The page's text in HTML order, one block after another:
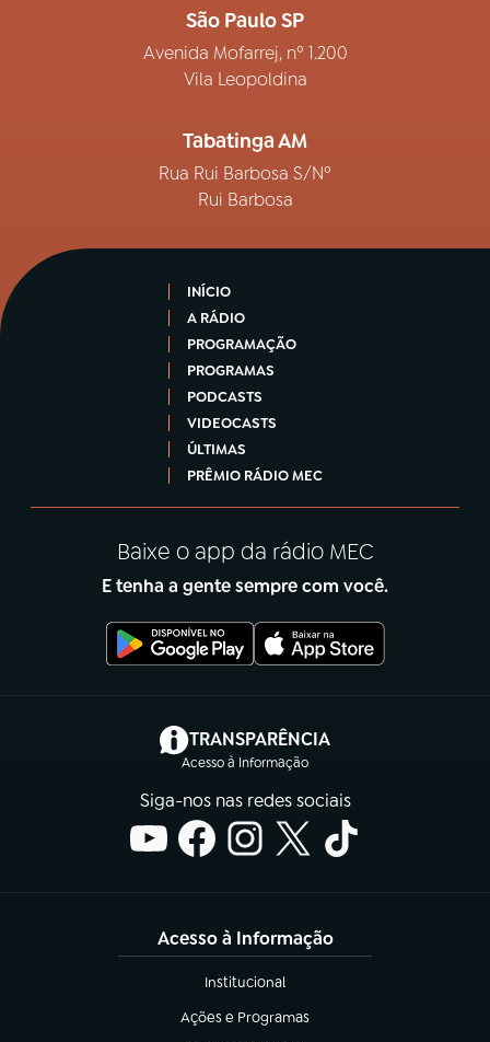
São Paulo SP
Avenida Mofarrej, nº 1.200
Vila Leopoldina
Tabatinga AM
Rua Rui Barbosa S/Nº
Rui Barbosa
INÍCIO
A RÁDIO
PROGRAMAÇÃO
PROGRAMAS
PODCASTS
VIDEOCASTS
ÚLTIMAS
PRÊMIO RÁDIO MEC
Baixe o app da rádio MEC
E tenha a gente sempre com você.
TRANSPARÊNCIA
Acesso à Informação
(abre em nova aba)
Siga-nos nas redes sociais
Acesso à Informação
Institucional
(abre em nova aba)
Ações e Programas
(abre em nova aba)